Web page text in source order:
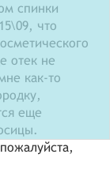
спинки
что
отек не
как-то
еще